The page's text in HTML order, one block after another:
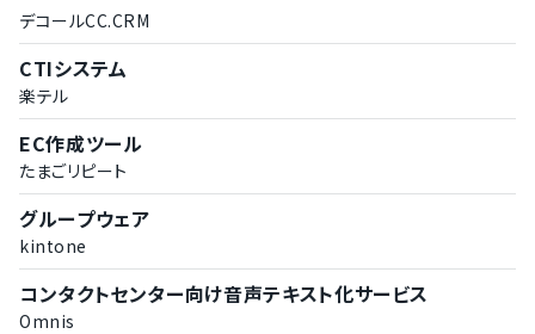
デコールCC.CRM
CTIシステム
楽テル
EC作成ツール
たまごリピート
グループウェア
kintone
コンタクトセンター向け音声テキスト化サービス
Omnis